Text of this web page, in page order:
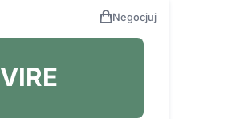
Negocjuj
VIRE